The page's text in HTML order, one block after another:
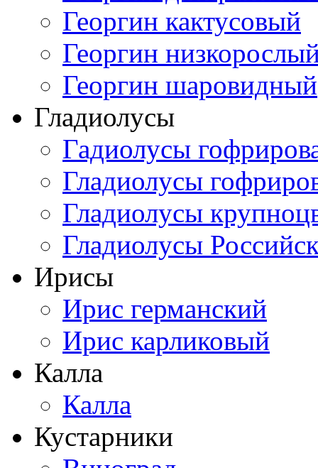
Георгин кактусовый
Георгин
Георгин шаровидный
Гладиолусы
Гадиолусы
Гладиолусы
Гладиолусы
Гладиолусы
Ирисы
Ирис германский
Ирис карликовый
Калла
Калла
Кустарники